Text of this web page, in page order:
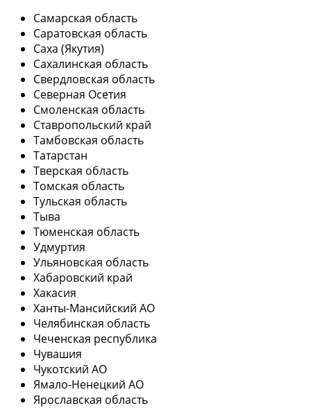
Самарская область
Саратовская область
Саха (Якутия)
Сахалинская область
Свердловская область
Северная Осетия
Смоленская область
Ставропольский край
Тамбовская область
Татарстан
Тверская область
Томская область
Тульская область
Тыва
Тюменская область
Удмуртия
Ульяновская область
Хабаровский край
Хакасия
Ханты-Мансийский АО
Челябинская область
Чеченская республика
Чувашия
Чукотский АО
Ямало-Ненецкий АО
Ярославская область